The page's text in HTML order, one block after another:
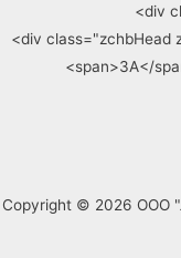
<div
<div class="zchbHead
<span>ЗА</
Copyright © 2026 ООО